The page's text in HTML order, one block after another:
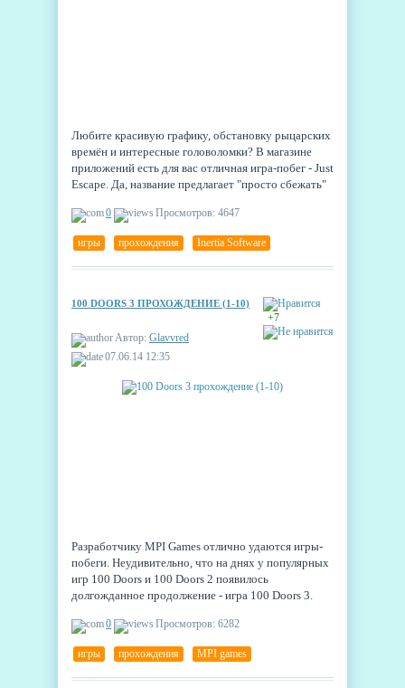
Любите красивую графику, обстановку рыцарских
времён и интересные головоломки? В магазине
приложений есть для вас отличная игра-побег - Just
Escape. Да, название предлагает "просто сбежать"
поводу того, куда, откуда, почему и зачем мы
бежим.
0 Просмотров: 4647
игры прохождения Inertia Software
+7
100 DOORS 3 ПРОХОЖДЕНИЕ (1-10)
Автор: Glavvred
07.06.14 12:35
Разработчику MPI Games отлично удаются игры-
побеги. Неудивительно, что на днях у популярных
игр 100 Doors и 100 Doors 2 появилось
долгожданное продолжение - игра 100 Doors 3.
что нечасто встречается у многочисленных клонов
"двереоткрывалок". Отправляемся в новое
приключение, друзья!
0 Просмотров: 6282
игры прохождения MPI games